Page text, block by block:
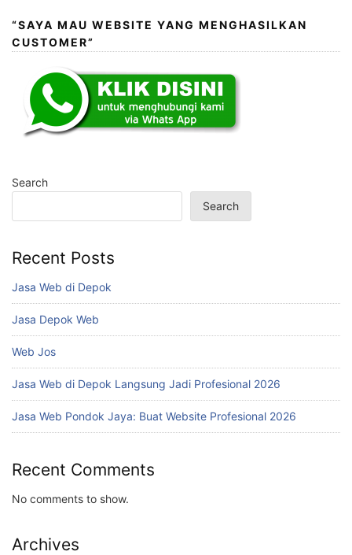
“SAYA MAU WEBSITE YANG MENGHASILKAN
CUSTOMER”
Search
Search
Recent Posts
Jasa Web di Depok
Jasa Depok Web
Web Jos
Jasa Web di Depok Langsung Jadi Profesional 2026
Jasa Web Pondok Jaya: Buat Website Profesional 2026
Recent Comments
No comments to show.
Archives